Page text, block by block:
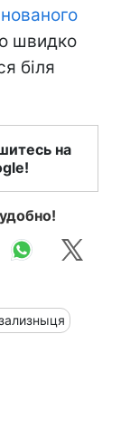
швидко
біля
на